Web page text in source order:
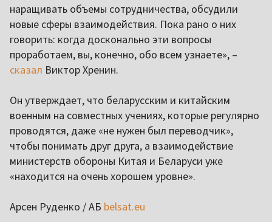
наращивать объемы сотрудничества, обсудили
новые сферы взаимодействия. Пока рано о них
говорить: когда досконально эти вопросы
проработаем, вы, конечно, обо всем узнаете», –
сказал Виктор Хренин.
Он утверждает, что беларусским и китайским
военным на совместных учениях, которые регулярно
проводятся, даже «не нужен был переводчик»,
чтобы понимать друг друга, а взаимодействие
министерств обороны Китая и Беларуси уже
«находится на очень хорошем уровне».
Арсен Руденко / АБ belsat.eu